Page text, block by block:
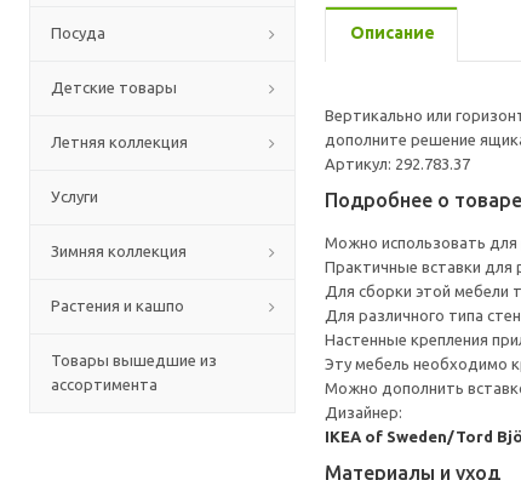
Посуда
Детские товары
Летняя коллекция
Услуги
Зимняя коллекция
Растения и кашпо
Товары вышедшие из
ассортимента
Описание
Вертикально или
дополните решение
Артикул: 292.783.37
Подробнее о товаре
Можно использовать
Практичные вставки для
Для сборки этой мебели
Для различного типа
Настенные крепления
Эту мебель необходимо
Можно дополнить
Дизайнер:
IKEA of Sweden/Tord
Материалы и уход